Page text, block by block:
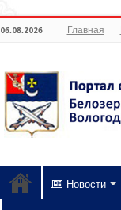
06.08.2026 Главная
Новости